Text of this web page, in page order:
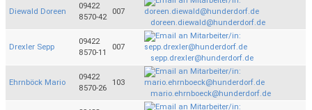
Diewald Doreen
09422
8570-42
007
doreen.diewald@hunderdorf.de
Drexler Sepp
09422
8570-11
007
sepp.drexler@hunderdorf.de
Ehrnböck Mario
09422
8570-26
103
mario.ehrnboeck@hunderdorf.de